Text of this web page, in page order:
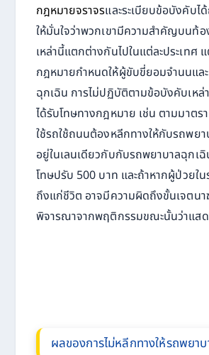
กฎหมายจราจรและระเบียบข้อบังคับไ
ให้มั่นใจว่าพวกเขามีความสำคัญบนท้
เหล่านี้แตกต่างกันไปในแต่ละประเทศ
กฎหมายกำหนดให้ผู้ขับขี่ยอมจำนนแล
ฉุกเฉิน การไม่ปฏิบัติตามข้อบังคับเหล่
ได้รับโทษทางกฎหมาย เช่น ตามมาตร
ใช้รถใช้ถนนต้องหลีกทางให้กับรถพย
อยู่ในเลนเดียวกับกับรถพยาบาลฉุกเ
โทษปรับ 500 บาท และถ้าหากผู้ป่วยใ
ถึงแก่ชีวิต อาจมีความผิดถึงขั้นเจตนา
พิจารณาจากพฤติกรรมขณะนั้นว่าแส
ผลของการไม่หลีกทางให้รถพยา